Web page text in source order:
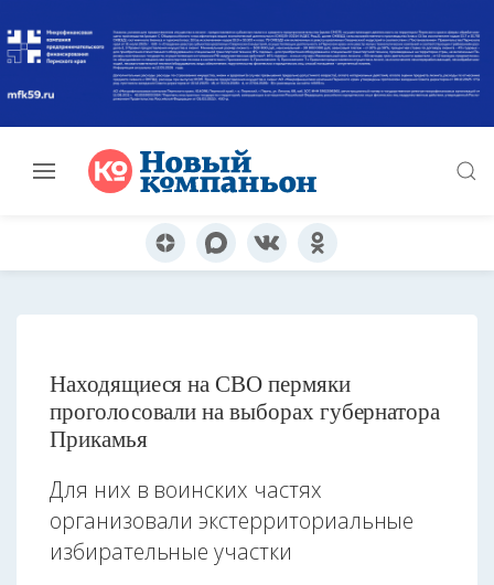
Находящиеся на СВО пермяки
проголосовали на выборах губернатора
Прикамья
Для них в воинских частях
организовали экстерриториальные
избирательные участки